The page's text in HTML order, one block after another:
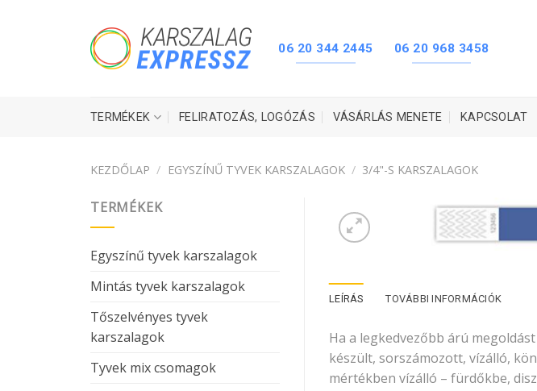
06 20 344 2445 06 20 968 3458
TERMÉKEK FELIRATOZÁS, LOGÓZÁS VÁSÁRLÁS MENETE KAPCSOLAT
KEZDŐLAP / EGYSZÍNŰ TYVEK KARSZALAGOK / 3/4"-S KARSZALAGOK
LEÍRÁS TOVÁBBI INFORMÁCIÓK
Ha a legkedvezőbb árú
készült, sorszámozott, vízálló,
mértékben vízálló – fürdőkbe,
TERMÉKEK
Egyszínű tyvek karszalagok
Mintás tyvek karszalagok
Tőszelvényes tyvek
karszalagok
Tyvek mix csomagok